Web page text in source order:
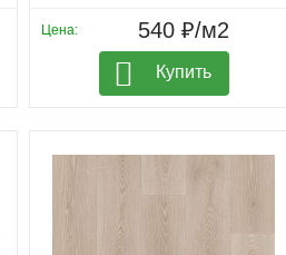
Цена: 540 ₽/м2
Купить